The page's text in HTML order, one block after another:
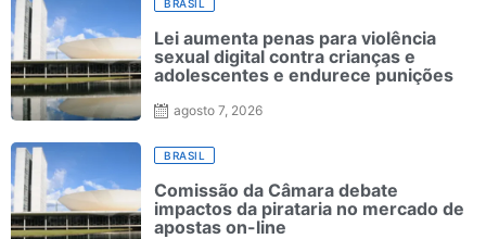
BRASIL
Lei aumenta penas para violência
sexual digital contra crianças e
adolescentes e endurece punições
agosto 7, 2026
BRASIL
Comissão da Câmara debate
impactos da pirataria no mercado de
apostas on-line